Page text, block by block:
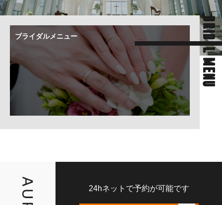
ブライダルメニュー BRIDAL MENU
24hネットで予約が可能です